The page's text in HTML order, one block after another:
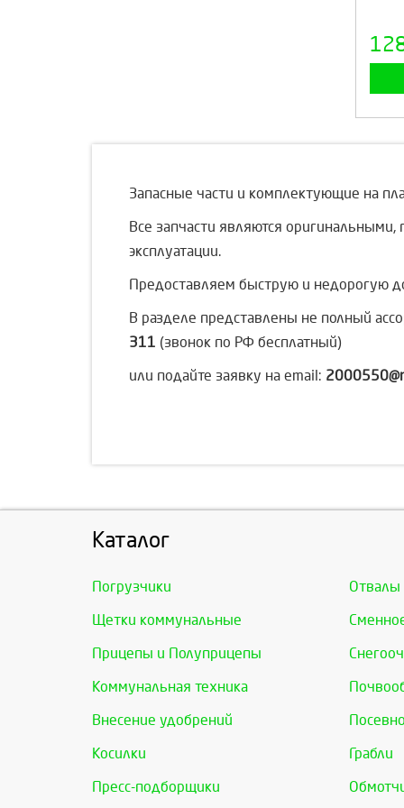
Запасные части и комплектующие на
Все запчасти являются оригинальными,
эксплуатации.
Предоставляем быструю и недорогую
В разделе представлены не полный
311 (звонок по РФ бесплатный)
или подайте заявку на email:
Каталог
Погрузчики Отвалы
Щетки коммунальные
Прицепы и Полуприцепы
Коммунальная техника
Внесение удобрений
Косилки Грабли
Пресс-подборщики